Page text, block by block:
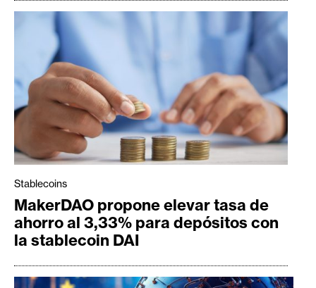
a
c
t
o
y
P
b
i
c
i
d
a
Stablecoins
MakerDAO propone elevar tasa de
ahorro al 3,33% para depósitos con
la stablecoin DAI